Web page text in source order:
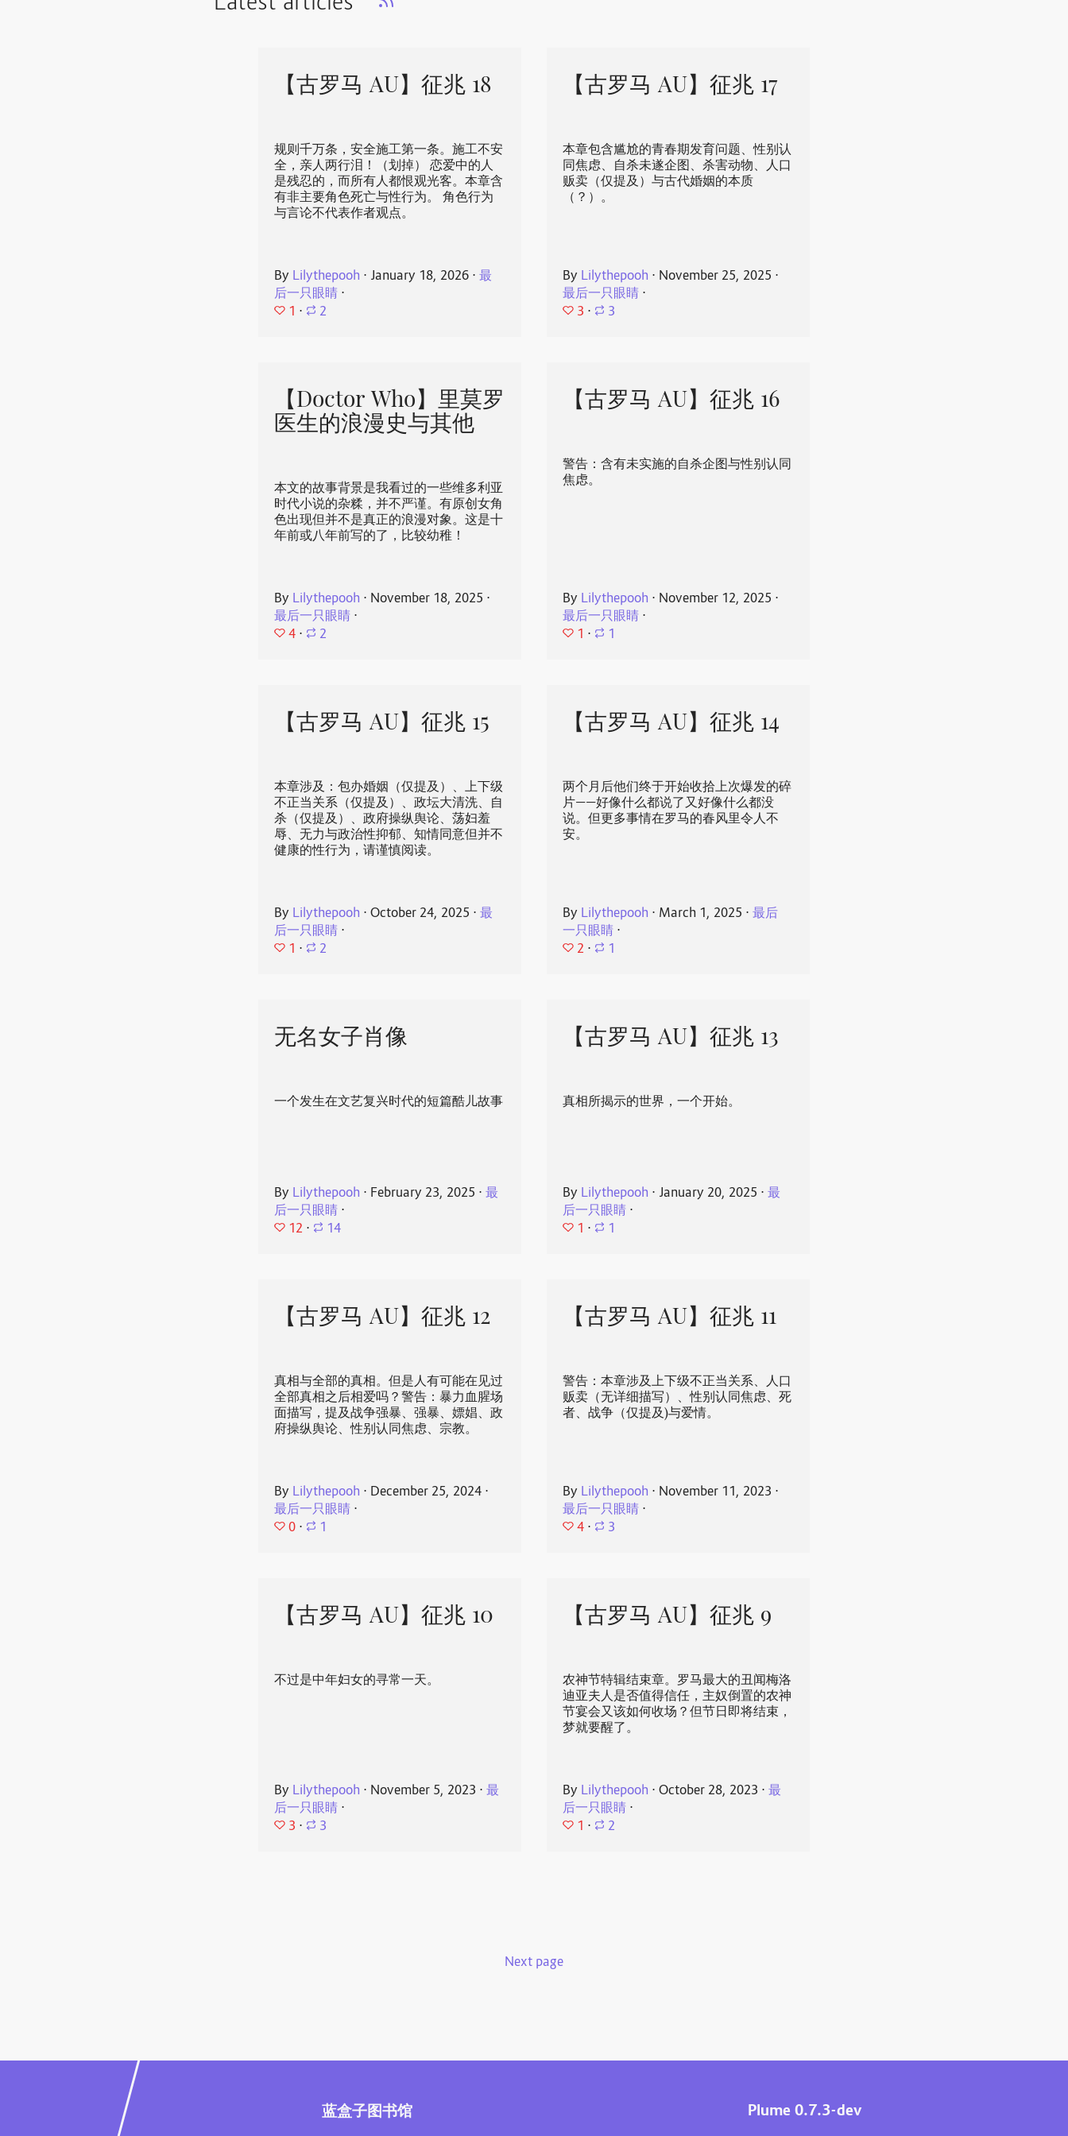
【古罗马 AU】征兆 18
规则千万条，安全施工第一条。施工不安
全，亲人两行泪！（划掉） 恋爱中的人
是残忍的，而所有人都恨观光客。本章含
有非主要角色死亡与性行为。 角色行为
与言论不代表作者观点。
By Lilythepooh ⋅ January 18, 2026 ⋅最
后一只眼睛 ⋅
1 ⋅ 2
【古罗马 AU】征兆 17
本章包含尴尬的青春期发育问题、性别认
同焦虑、自杀未遂企图、杀害动物、人口
贩卖（仅提及）与古代婚姻的本质
（？）。
By Lilythepooh ⋅ November 25, 2025 ⋅
最后一只眼睛 ⋅
3 ⋅ 3
【Doctor Who】里莫罗
医生的浪漫史与其他
本文的故事背景是我看过的一些维多利亚
时代小说的杂糅，并不严谨。有原创女角
色出现但并不是真正的浪漫对象。这是十
年前或八年前写的了，比较幼稚！
By Lilythepooh ⋅ November 18, 2025 ⋅
最后一只眼睛 ⋅
4 ⋅ 2
【古罗马 AU】征兆 16
警告：含有未实施的自杀企图与性别认同
焦虑。
By Lilythepooh ⋅ November 12, 2025 ⋅
最后一只眼睛 ⋅
1 ⋅ 1
【古罗马 AU】征兆 15
本章涉及：包办婚姻（仅提及）、上下级
不正当关系（仅提及）、政坛大清洗、自
杀（仅提及）、政府操纵舆论、荡妇羞
辱、无力与政治性抑郁、知情同意但并不
健康的性行为，请谨慎阅读。
By Lilythepooh ⋅October 24, 2025 ⋅最
后一只眼睛 ⋅
1 ⋅ 2
【古罗马 AU】征兆 14
两个月后他们终于开始收拾上次爆发的碎
片——好像什么都说了又好像什么都没
说。但更多事情在罗马的春风里令人不
安。
By Lilythepooh ⋅ March 1, 2025 ⋅ 最后
一只眼睛 ⋅
2 ⋅ 1
无名女子肖像
一个发生在文艺复兴时代的短篇酷儿故事
By Lilythepooh ⋅ February 23, 2025 ⋅最
后一只眼睛 ⋅
12 ⋅ 14
【古罗马 AU】征兆 13
真相所揭示的世界，一个开始。
By Lilythepooh ⋅ January 20, 2025 ⋅ 最
后一只眼睛 ⋅
1 ⋅ 1
【古罗马 AU】征兆 12
真相与全部的真相。但是人有可能在见过
全部真相之后相爱吗？警告：暴力血腥场
面描写，提及战争强暴、强暴、嫖娼、政
府操纵舆论、性别认同焦虑、宗教。
By Lilythepooh ⋅ December 25, 2024 ⋅
最后一只眼睛 ⋅
0 ⋅ 1
【古罗马 AU】征兆 11
警告：本章涉及上下级不正当关系、人口
贩卖（无详细描写）、性别认同焦虑、死
者、战争（仅提及)与爱情。
By Lilythepooh ⋅ November 11, 2023 ⋅
最后一只眼睛 ⋅
4 ⋅ 3
【古罗马 AU】征兆 10
不过是中年妇女的寻常一天。
By Lilythepooh ⋅ November 5, 2023 ⋅最
后一只眼睛 ⋅
3 ⋅ 3
【古罗马 AU】征兆 9
农神节特辑结束章。罗马最大的丑闻梅洛
迪亚夫人是否值得信任，主奴倒置的农神
节宴会又该如何收场？但节日即将结束，
梦就要醒了。
By Lilythepooh ⋅ October 28, 2023 ⋅ 最
后一只眼睛 ⋅
1 ⋅ 2
Next page
蓝盒子图书馆 Plume 0.7.3-dev